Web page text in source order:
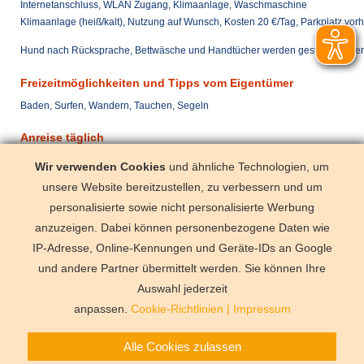
Internetanschluss, WLAN Zugang, Klimaanlage, Waschmaschine
Klimaanlage (heiß/kalt), Nutzung auf Wunsch, Kosten 20 €/Tag, Parkplatz
Hund nach Rücksprache, Bettwäsche und Handtücher werden gestellt,
Freizeitmöglichkeiten und Tipps vom Eigentümer
Baden, Surfen, Wandern, Tauchen, Segeln
Anreise täglich
mit dem Zug
mit dem Pkw
Auto
mit dem Flugzeug
Palma de
Deutschland Florida
Wir verwenden Cookies und ähnliche Technologien, um
unsere Website bereitzustellen, zu verbessern und um
personalisierte sowie nicht personalisierte Werbung
anzuzeigen. Dabei können personenbezogene Daten wie
IP-Adresse, Online-Kennungen und Geräte-IDs an Google
und andere Partner übermittelt werden. Sie können Ihre
Auswahl jederzeit
anpassen. Cookie-Richtlinien | Impressum
Alle Cookies zulassen